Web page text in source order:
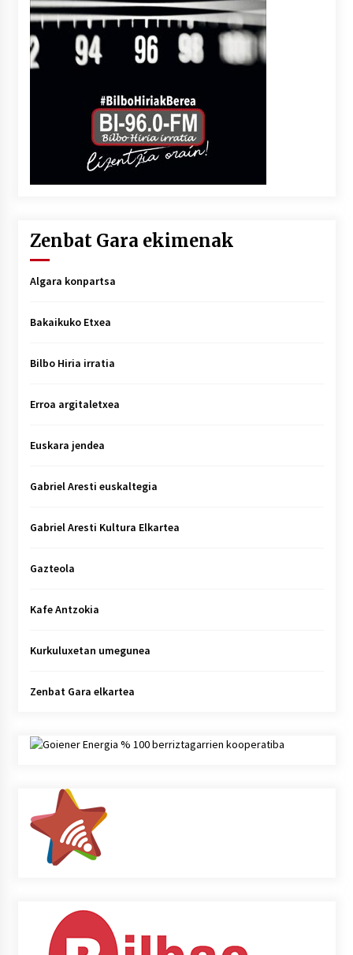
Zenbat Gara ekimenak
Algara konpartsa
Bakaikuko Etxea
Bilbo Hiria irratia
Erroa argitaletxea
Euskara jendea
Gabriel Aresti euskaltegia
Gabriel Aresti Kultura Elkartea
Gazteola
Kafe Antzokia
Kurkuluxetan umegunea
Zenbat Gara elkartea